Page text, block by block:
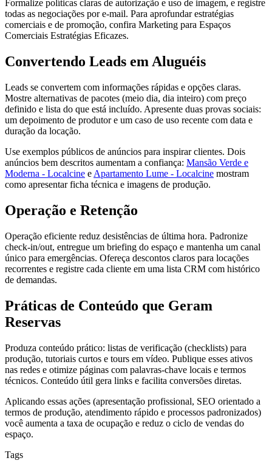
Formalize políticas claras de autorização e uso de imagem, e registre
todas as negociações por e-mail. Para aprofundar estratégias
comerciais e de promoção, confira Marketing para Espaços
Comerciais Estratégias Eficazes.
Convertendo Leads em Aluguéis
Leads se convertem com informações rápidas e opções claras.
Mostre alternativas de pacotes (meio dia, dia inteiro) com preço
definido e lista do que está incluído. Apresente duas provas sociais:
um depoimento de produtor e um caso de uso recente com data e
duração da locação.
Use exemplos públicos de anúncios para inspirar clientes. Dois
anúncios bem descritos aumentam a confiança: Mansão Verde e
Moderna - Localcine e Apartamento Lume - Localcine mostram
como apresentar ficha técnica e imagens de produção.
Operação e Retenção
Operação eficiente reduz desistências de última hora. Padronize
check-in/out, entregue um briefing do espaço e mantenha um canal
único para emergências. Ofereça descontos claros para locações
recorrentes e registre cada cliente em uma lista CRM com histórico
de demandas.
Práticas de Conteúdo que Geram
Reservas
Produza conteúdo prático: listas de verificação (checklists) para
produção, tutoriais curtos e tours em vídeo. Publique esses ativos
nas redes e otimize páginas com palavras-chave locais e termos
técnicos. Conteúdo útil gera links e facilita conversões diretas.
Aplicando essas ações (apresentação profissional, SEO orientado a
termos de produção, atendimento rápido e processos padronizados)
você aumenta a taxa de ocupação e reduz o ciclo de vendas do
espaço.
Tags